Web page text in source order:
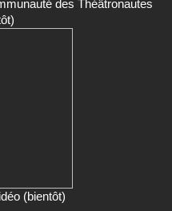
des Théâtronautes
(bientôt)